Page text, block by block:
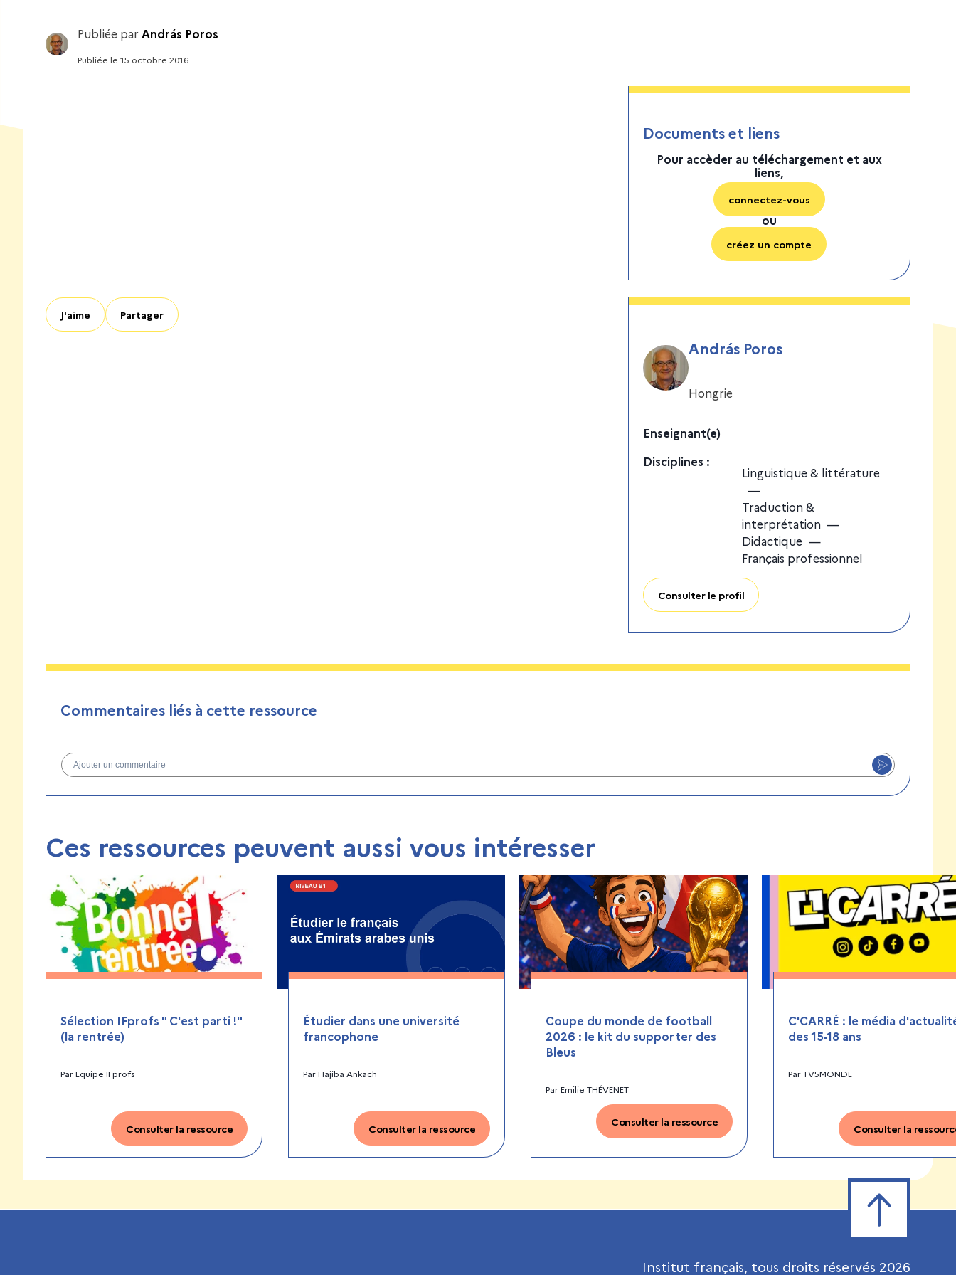
Publiée parAndrás Poros
Publiée le 15 octobre 2016
Documents et liens
Pour accèder au téléchargement et aux
liens,
connectez-vous
ou
créez un compte
J'aime Partager
András Poros
Hongrie
Enseignant(e)
Disciplines :
Linguistique & littérature
—
Traduction &
interprétation —
Didactique —
Français professionnel
Consulter le profil
Commentaires liés à cette ressource
Ajouter un commentaire
Ces ressources peuvent aussi vous intéresser
Sélection IFprofs " C'est parti !"
(la rentrée)
ParEquipe IFprofs
Consulter la ressource
Étudier dans une université
francophone
ParHajiba Ankach
Consulter la ressource
Coupe du monde de football
2026 : le kit du supporter des
Bleus
ParEmilie THÉVENET
Consulter la ressource
C'CARRÉ : le média
des 15-18 ans
ParTV5MONDE
Consulter la
Institut français, tous droits réservés 2026